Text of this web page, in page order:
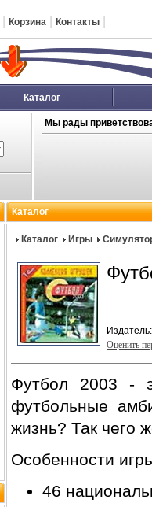
Корзина Контакты
Каталог
Мы рады
Каталог
Каталог Игры
Оценить
Футбол 2003 -
футбольные
жизнь? Так чего
Особенности
46